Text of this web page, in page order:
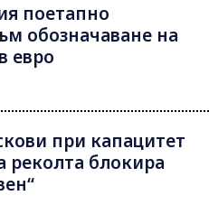
поетапно
обозначаване на
евро
при капацитет
реколта блокира